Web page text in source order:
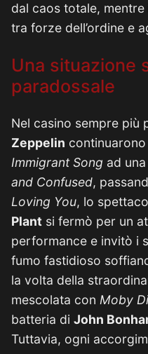
dal caos totale,
tra forze dell’ordine e
Una situazione
paradossale
Nel casino sempre più
Zeppelin
Immigrant Song ad
and Confused,
Loving You, lo
Plant si fermò per un
performance e invitò i
fumo fastidioso
la volta della
mescolata con Moby
batteria di John
Tuttavia, ogni